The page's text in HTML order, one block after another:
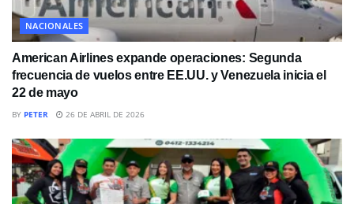
NACIONALES
American Airlines expande operaciones: Segunda
frecuencia de vuelos entre EE.UU. y Venezuela inicia el
22 de mayo
BY PETER 26 DE ABRIL DE 2026